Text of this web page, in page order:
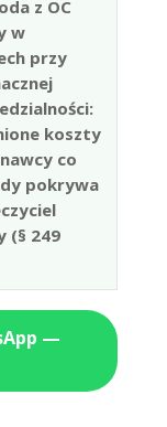
z OC
w
przy
koszty
co
pokrywa
(§ 249
—